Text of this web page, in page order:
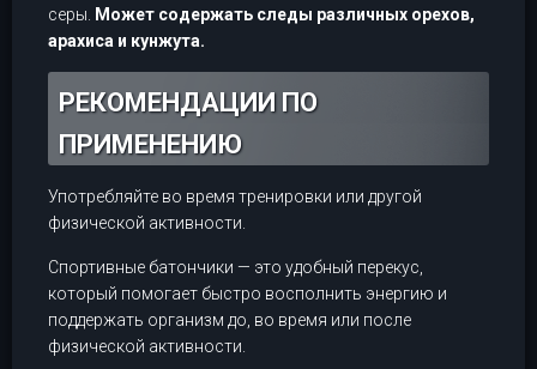
серы. Может содержать следы различных орехов,
арахиса и кунжута.
РЕКОМЕНДАЦИИ ПО
ПРИМЕНЕНИЮ
Употребляйте во время тренировки или другой
физической активности.
Спортивные батончики — это удобный перекус,
который помогает быстро восполнить энергию и
поддержать организм до, во время или после
физической активности.